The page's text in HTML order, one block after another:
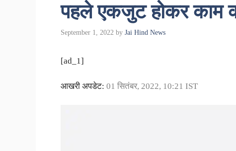
पहले एकजुट होकर काम
September 1, 2022 by Jai Hind News
[ad_1]
आखरी अपडेट: 01 सितंबर, 2022, 10:21 IST